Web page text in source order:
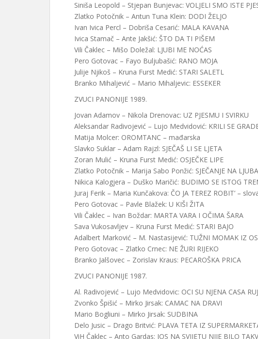
Siniša Leopold – Stjepan Bunjevac: VOLJELI SMO ISTE
Zlatko Potočnik – Antun Tuna Klein: DODI ŽELJO
Ivan Ivica Percl – Dobriša Cesarić: MALA KAVANA
Ivica Stamač – Ante Jakšić: ŠTO DA TI PIŠEM
Vili Čaklec – Mišo Doležal: LJUBI ME NOĆAS
Pero Gotovac – Fayo Buljubašić: RANO MOJA
Julije Njikoš – Kruna Furst Medić: STARI SALETL
Branko Mihaljević – Mario Mihaljevic: ESSEKER
ZVUCI PANONIJE 1989.
Jovan Adamov – Nikola Drenovac: UZ PJESMU I SVIRKU
Aleksandar Radivojević – Lujo Medvidović: KRILI SE
Matija Molcer: OROMTANC – mađarska
Slavko Suklar – Adam Rajzl: SJEČAŠ LI SE LJETA
Zoran Mulić – Kruna Furst Medić: OSJEČKE LIPE
Zlatko Potočnik – Marija Sabo Ponžić: SJEČANJE NA
Nikica Kalogjera – Duško Maričić: BUDIMO SE ISTOG
Juraj Ferik – Maria Kunčakova: ČO JA TEREZ ROBIT’ –
Pero Gotovac – Pavle Blažek: U KIŠI ŽITA
Vili Čaklec – Ivan Boždar: MARTA VARA I OČIMA ŠARA
Sava Vukosavljev – Kruna Furst Medić: STARI BAJO
Adalbert Marković – M. Nastasijević: TUŽNI MOMAK IZ
Pero Gotovac – Zlatko Crnec: NE ŽURI RIJEKO
Branko Jalšovec – Zorislav Kraus: PECAROŠKA PRICA
ZVUCI PANONIJE 1987.
Al. Radivojević – Lujo Medvidovic: OCI SU NJENA CASA
Zvonko Špišić – Mirko Jirsak: CAMAC NA DRAVI
Mario Bogliuni – Mirko Jirsak: SUDBINA
Delo Jusic – Drago Britvić: PLAVA TETA IZ
ViH Čaklec – Anto Gardas: JOS NA SVIJETU NIJE BILO